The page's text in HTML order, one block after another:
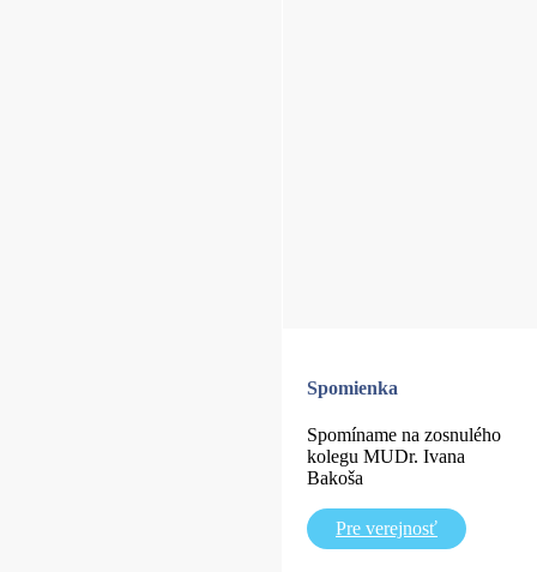
Spomienka
Spomíname na zosnulého
kolegu MUDr. Ivana
Bakoša
Pre verejnosť